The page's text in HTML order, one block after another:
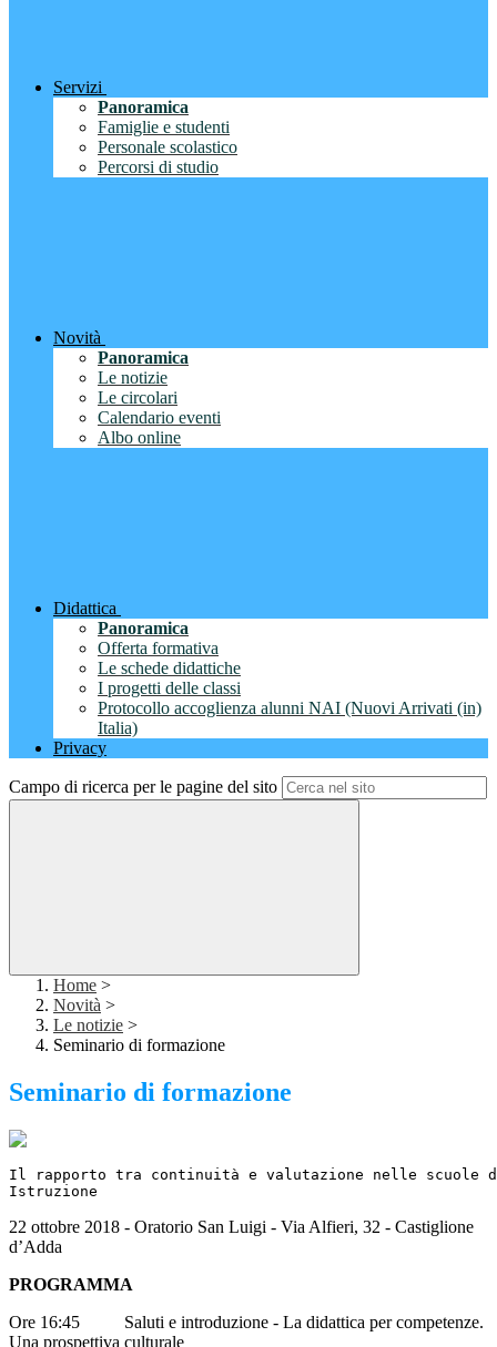
Servizi
Panoramica
Famiglie e studenti
Personale scolastico
Percorsi di studio
Novità
Panoramica
Le notizie
Le circolari
Calendario eventi
Albo online
Didattica
Panoramica
Offerta formativa
Le schede didattiche
I progetti delle classi
Protocollo accoglienza alunni NAI (Nuovi Arrivati (in)
Italia)
Privacy
Campo di ricerca per le pagine del sito
Home >
Novità >
Le notizie >
Seminario di formazione
Seminario di formazione
Il rapporto tra continuità e valutazione nelle scuole
Istruzione
22 ottobre 2018 - Oratorio San Luigi - Via Alfieri, 32 - Castiglione
d’Adda
PROGRAMMA
Ore 16:45 Saluti e introduzione - La didattica per competenze.
Una prospettiva culturale